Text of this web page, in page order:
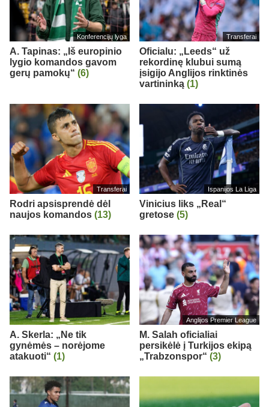
Konferencijų lyga
A. Tapinas: „Iš europinio
lygio komandos gavom
gerų pamokų“ (6)
Transferai
Oficialu: „Leeds“ už
rekordinę klubui sumą
įsigijo Anglijos rinktinės
vartininką (1)
Transferai
Rodri apsisprendė dėl
naujos komandos (13)
Ispanijos La Liga
Vinicius liks „Real“
gretose (5)
A. Skerla: „Ne tik
gynėmės – norėjome
atakuoti“ (1)
Anglijos Premier League
M. Salah oficialiai
persikėlė į Turkijos ekipą
„Trabzonspor“ (3)